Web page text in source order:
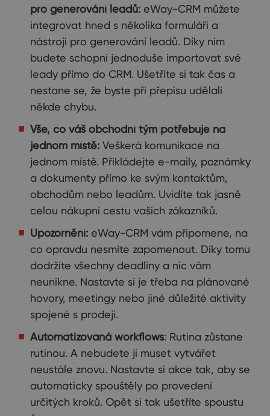
pro generování leadů: eWay-CRM můžete
integrovat hned s několika formuláři a
nástroji pro generování leadů. Díky nim
budete schopni jednoduše importovat své
leady přímo do CRM. Ušetříte si tak čas a
nestane se, že byste při přepisu udělali
někde chybu.
Vše, co váš obchodní tým potřebuje na
jednom místě: Veškerá komunikace na
jednom místě. Přikládejte e-maily, poznámky
a dokumenty přímo ke svým kontaktům,
obchodům nebo leadům. Uvidíte tak jasně
celou nákupní cestu vašich zákazníků.
Upozornění: eWay-CRM vám připomene, na
co opravdu nesmíte zapomenout. Díky tomu
dodržíte všechny deadliny a nic vám
neunikne. Nastavte si je třeba na plánované
hovory, meetingy nebo jiné důležité aktivity
spojené s prodeji.
Automatizovaná workflows: Rutina zůstane
rutinou. A nebudete ji muset vytvářet
neustále znovu. Nastavte si akce tak, aby se
automaticky spouštěly po provedení
určitých kroků. Opět si tak ušetříte spoustu